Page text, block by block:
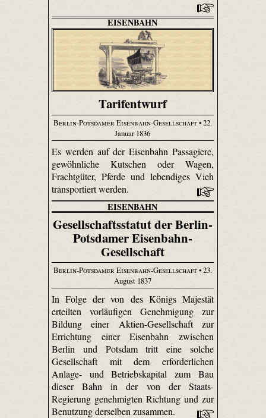
EISENBAHN
Tarifentwurf
Berlin-Potsdamer Eisenbahn-Gesellschaft• 22.
Januar 1836
Es werden auf der Eisenbahn Passagiere,
gewöhnliche Kutschen oder Wagen,
Frachtgüter, Pferde und lebendiges Vieh
transportiert werden.
EISENBAHN
Gesellschaftsstatut der Berlin-
Potsdamer Eisenbahn-
Gesellschaft
Berlin-Potsdamer Eisenbahn-Gesellschaft• 23.
August 1837
In Folge der von des Königs Majestät
erteilten vorläufigen Genehmigung zur
Bildung einer Aktien-Gesellschaft zur
Errichtung einer Eisenbahn zwischen
Berlin und Potsdam tritt eine solche
Gesellschaft mit dem erforderlichen
Anlage- und Betriebskapital zum Bau
dieser Bahn in der von der Staats-
Regierung genehmigten Richtung und zur
Benutzung derselben zusammen.